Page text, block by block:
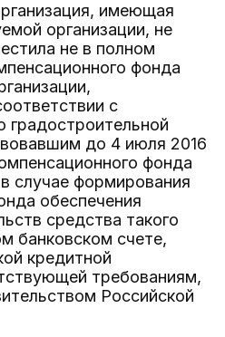
имеющая
организации, не
не в полном
фонда
с
градостроительной
до 4 июля 2016
фонда
случае формирования
обеспечения
средства такого
банковском счете,
кредитной
требованиям,
Российской